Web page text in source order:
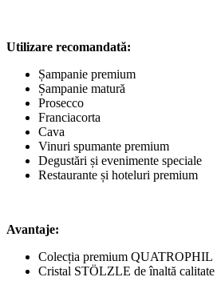
Utilizare recomandată:
Șampanie premium
Șampanie matură
Prosecco
Franciacorta
Cava
Vinuri spumante premium
Degustări și evenimente speciale
Restaurante și hoteluri premium
Avantaje:
Colecția premium QUATROPHIL
Cristal STÖLZLE de înaltă calitate